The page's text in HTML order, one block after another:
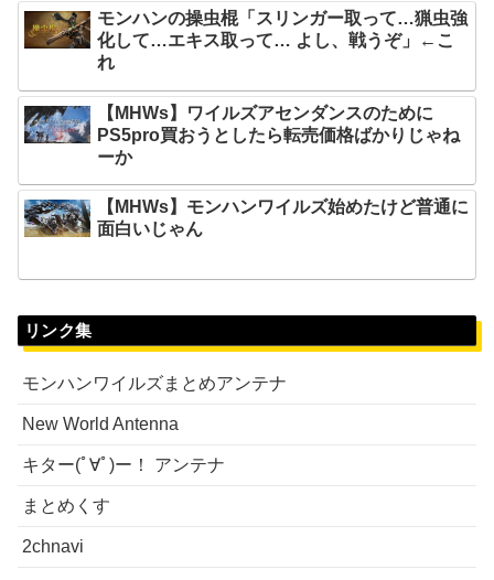
モンハンの操虫棍「スリンガー取って…猟虫強
化して…エキス取って… よし、戦うぞ」←こ
れ
【MHWs】ワイルズアセンダンスのために
PS5pro買おうとしたら転売価格ばかりじゃね
ーか
【MHWs】モンハンワイルズ始めたけど普通に
面白いじゃん
リンク集
モンハンワイルズまとめアンテナ
New World Antenna
キター(ﾟ∀ﾟ)ー！ アンテナ
まとめくす
2chnavi